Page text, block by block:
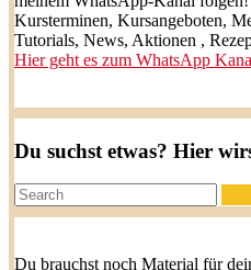
Kursterminen, Kursangeboten,
Tutorials, News, Aktionen ,
Hier geht es zum WhatsApp
Du suchst etwas? Hier
Search:
Du brauchst noch Material für